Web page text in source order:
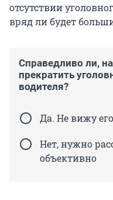
отсутствии
вряд ли будет
Справедливо ли,
прекратить
водителя?
Да. Не вижу
Нет, нужно
объективно